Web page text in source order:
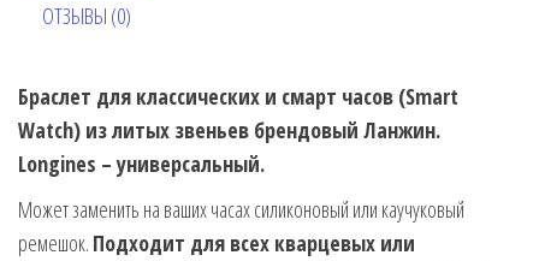
ОТЗЫВЫ (0)
Браслет для классических и смарт часов (Smart
Watch) из литых звеньев брендовый Ланжин.
Longines – универсальный.
Может заменить на ваших часах силиконовый или каучуковый
ремешок. Подходит для всех кварцевых или